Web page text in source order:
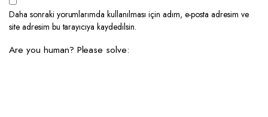
Daha sonraki yorumlarımda kullanılması için adım, e-posta adresim ve
site adresim bu tarayıcıya kaydedilsin.
Are you human? Please solve: